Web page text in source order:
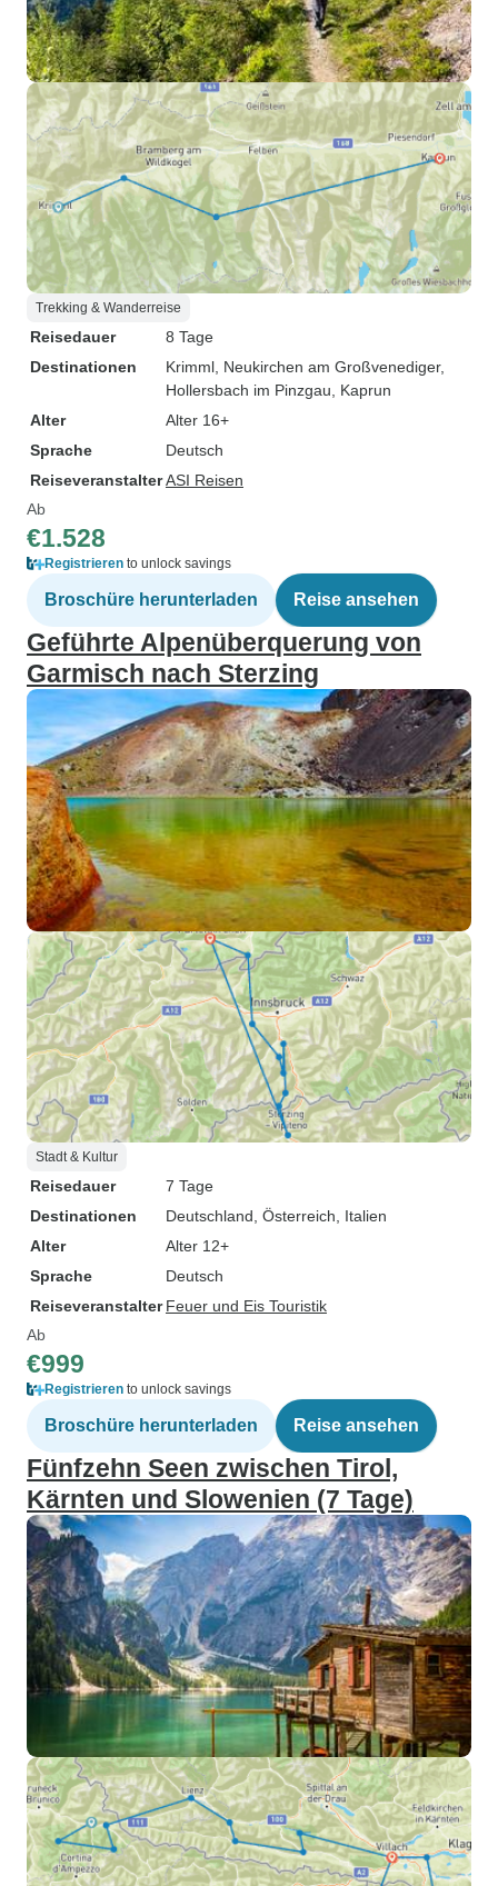
Trekking & Wanderreise
Reisedauer
8 Tage
Destinationen
Krimml , Neukirchen am Großvenediger,
Hollersbach im Pinzgau , Kaprun
Alter
Alter 16+
Sprache
Deutsch
ReiseveranstalterASI Reisen
Ab
€1.528
Registrieren to unlock savings
Broschüre herunterladen Reise ansehen
Geführte Alpenüberquerung von
Garmisch nach Sterzing
Stadt & Kultur
Reisedauer
7 Tage
Destinationen
Deutschland , Österreich , Italien
Alter
Alter 12+
Sprache
Deutsch
Reiseveranstalter Feuer und Eis Touristik
Ab
€999
Registrieren to unlock savings
Broschüre herunterladen Reise ansehen
Fünfzehn Seen zwischen Tirol,
Kärnten und Slowenien (7 Tage)